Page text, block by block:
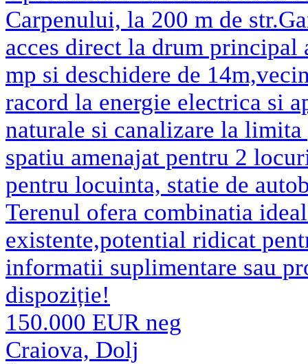
Carpenului, la 200 m de
acces direct la drum principal
mp si deschidere de
racord la energie electrica si
naturale si canalizare la
spatiu amenajat pentru 2
pentru locuinta, statie de
Terenul ofera combinatia
existente,potential ridicat
informatii suplimentare sau
dispoziție!
150.000 EUR neg
Craiova, Dolj